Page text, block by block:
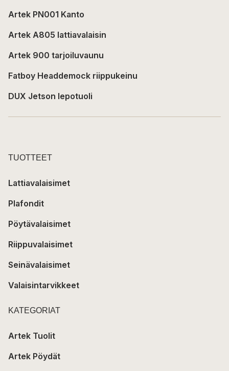
Artek PN001 Kanto
Artek A805 lattiavalaisin
Artek 900 tarjoiluvaunu
Fatboy Headdemock riippukeinu
DUX Jetson lepotuoli
TUOTTEET
Lattiavalaisimet
Plafondit
Pöytävalaisimet
Riippuvalaisimet
Seinävalaisimet
Valaisintarvikkeet
KATEGORIAT
Artek Tuolit
Artek Pöydät